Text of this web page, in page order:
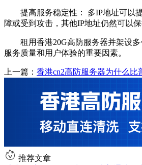
提高服务稳定性： 多IP地址可以提
障或受到攻击，其他IP地址仍然可以
租用香港20G高防服务器并架设多
服务质量和用户体验的重要因素。
上一篇： 香港cn2高防服务器为什么比
推荐文章